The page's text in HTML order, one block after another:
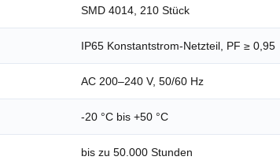
SMD 4014, 210 Stück
IP65 Konstantstrom-Netzteil, PF ≥ 0,95
AC 200–240 V, 50/60 Hz
-20 °C bis +50 °C
bis zu 50.000 Stunden